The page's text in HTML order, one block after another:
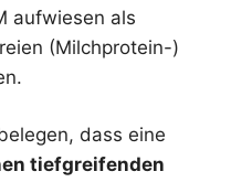
aufwiesen als
(Milchprotein-)
dass eine
tiefgreifenden